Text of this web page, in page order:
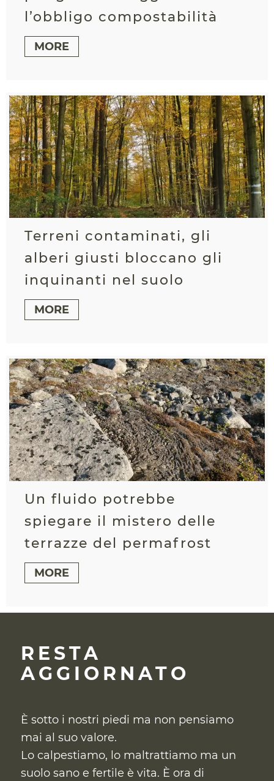
l’obbligo compostabilità
MORE
Terreni contaminati, gli
alberi giusti bloccano gli
inquinanti nel suolo
MORE
Un fluido potrebbe
spiegare il mistero delle
terrazze del permafrost
MORE
RESTA
AGGIORNATO
È sotto i nostri piedi ma non pensiamo
mai al suo valore.
Lo calpestiamo, lo maltrattiamo ma un
suolo sano e fertile è vita. È ora di